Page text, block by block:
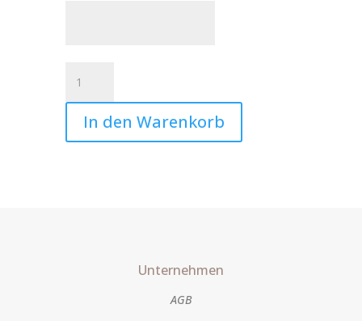
Sonnenuntergang
Art.Nr.:10503
MengeIn den Warenkorb
Unternehmen
AGB